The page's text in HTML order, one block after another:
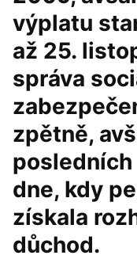
výplatu
až 25.
správa
zpětně,
dne, kdy
získala
důchod.